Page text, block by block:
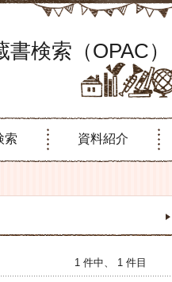
検索（OPAC）
索 資料紹介
1 件中、 1 件目